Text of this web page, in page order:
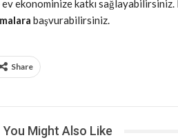
ekonominize katkı sağlayabilirsiniz.
başvurabilirsiniz.
Share
You Might Also Like